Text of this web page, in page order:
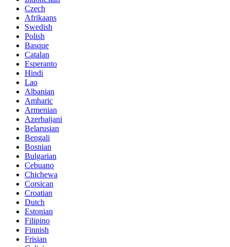
Czech
Afrikaans
Swedish
Polish
Basque
Catalan
Esperanto
Hindi
Lao
Albanian
Amharic
Armenian
Azerbaijani
Belarusian
Bengali
Bosnian
Bulgarian
Cebuano
Chichewa
Corsican
Croatian
Dutch
Estonian
Filipino
Finnish
Frisian